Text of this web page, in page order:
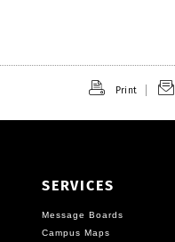
Print
SERVICES
Message Boards
Campus Maps